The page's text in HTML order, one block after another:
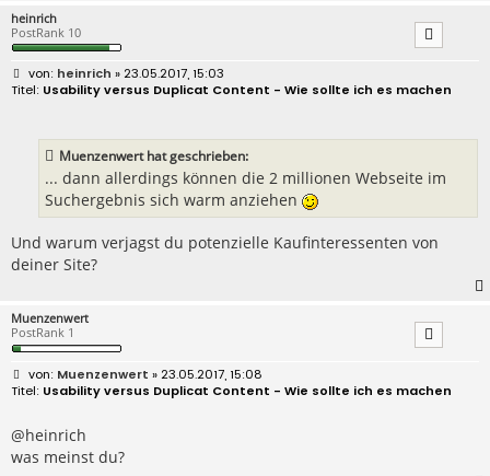
heinrich
PostRank 10
B
e
heinrich » 23.05.2017, 15:03
Usability versus Duplicat Content - Wie sollte ich es machen
Muenzenwert hat geschrieben:
... dann allerdings können die 2 millionen Webseite im
Suchergebnis sich warm anziehen
Und warum verjagst du potenzielle Kaufinteressenten von
deiner Site?
Muenzenwert
PostRank 1
B
e
r
a
g
Muenzenwert » 23.05.2017, 15:08
Usability versus Duplicat Content - Wie sollte ich es machen
@heinrich
was meinst du?